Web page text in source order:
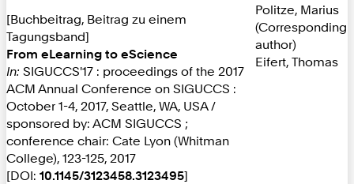
[Buchbeitrag, Beitrag zu einem
Tagungsband]
From eLearning to eScience
In: SIGUCCS'17 : proceedings of the 2017
ACM Annual Conference on SIGUCCS :
October 1-4, 2017, Seattle, WA, USA /
sponsored by: ACM SIGUCCS ;
conference chair: Cate Lyon (Whitman
College), 123-125, 2017
[DOI: 10.1145/3123458.3123495]
Politze, Marius
(Corresponding
author)
Eifert, Thomas